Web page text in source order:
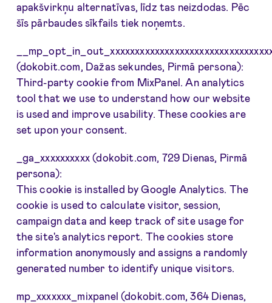
apakšvirkņu alternatīvas, līdz tas neizdodas. Pēc
šīs pārbaudes sīkfails tiek noņemts.
(dokobit.com, Dažas sekundes, Pirmā persona):
Third-party cookie from MixPanel. An analytics
tool that we use to understand how our website
is used and improve usability. These cookies are
set upon your consent.
_ga_xxxxxxxxxx (dokobit.com, 729 Dienas, Pirmā
persona):
This cookie is installed by Google Analytics. The
cookie is used to calculate visitor, session,
campaign data and keep track of site usage for
the site's analytics report. The cookies store
information anonymously and assigns a randomly
generated number to identify unique visitors.
mp_xxxxxxx_mixpanel (dokobit.com, 364 Dienas,